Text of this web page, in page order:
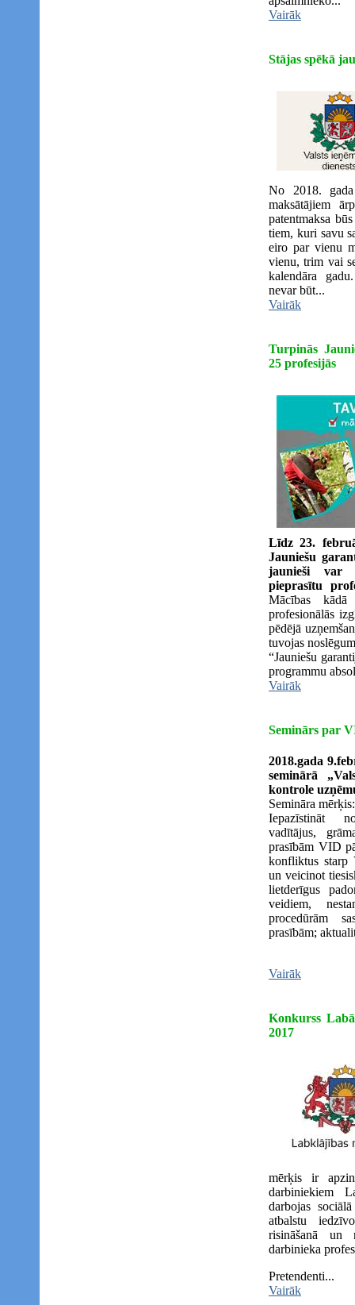
Vairāk
Stājas spēkā
No 2018.
maksātājiem
patentmaksa
tiem, kuri savu
eiro par vienu
vienu, trim vai
kalendāra
nevar būt...
Vairāk
Turpinās
25 profesijās
Līdz 23.
Jauniešu
jaunieši var
pieprasītu
Mācības
profesionālās
pēdējā
tuvojas
“Jauniešu
programmu
Vairāk
Seminārs par
2018.gada
seminārā
kontrole
Semināra mērķis:
Iepazīstināt
vadītājus,
prasībām VID
konfliktus starp
un veicinot
lietderīgus
veidiem,
procedūrām
prasībām;
Vairāk
Konkurss
2017
mērķis ir
darbiniekiem
darbojas
atbalstu
risināšanā un
darbinieka
Pretendenti...
Vairāk